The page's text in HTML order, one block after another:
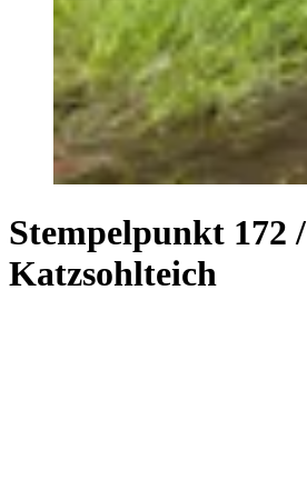
Stempelpunkt 172 /
Katzsohlteich